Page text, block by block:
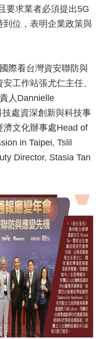
要求業者必須提出5G
位，表明企業政策與
際看台灣資安聯防與
工作站張尤仁主任、
人Dannielle
處資深創新與科技事
文化辦事處Head of
in Taipei, Tslil
Director, Stasia Tan